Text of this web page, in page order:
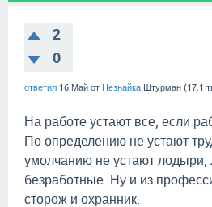
2
0
ответил 16 Май от Незнайка Штурман (17.1
На работе устают все, если
По определению не устают
умолчанию не устают лодыри,
безработные. Ну и из
сторож и охранник.